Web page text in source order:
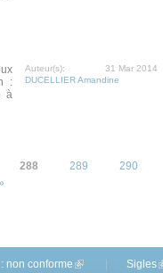
31 Mar 2014
Auteur(s):
DUCELLIER Amandine
:
à
288 289
290
non conforme (link is external)
Sigles